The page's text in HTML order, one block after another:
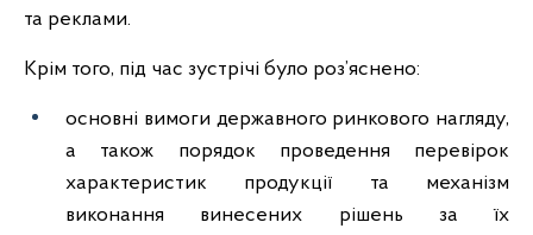
та реклами.
Крім того, під час зустрічі було роз’яснено:
основні вимоги державного ринкового нагляду,
а також порядок проведення перевірок
характеристик продукції та механізм
виконання винесених рішень за їх